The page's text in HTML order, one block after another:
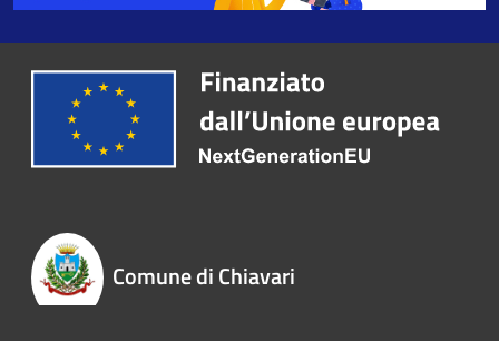
Comune di Chiavari